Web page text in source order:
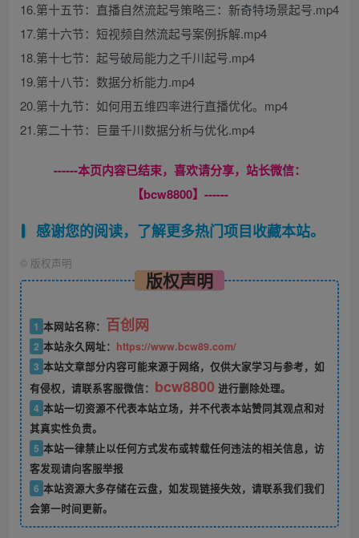
16.第十五节：直播自然流起号策略三：新奇特场景起号.mp4
17.第十六节：短视频自然流起号案例拆解.mp4
18.第十七节：起号破局能力之千川起号.mp4
19.第十八节：数据分析能力.mp4
20.第十九节：如何用五维四率进行直播优化。mp4
21.第二十节：巨量千川数据分析与优化.mp4
------本页内容已结束，喜欢请分享，站长微信：
【bcw8800】------
感谢您的阅读，了解更多热门项目收藏本站。
© 版权声明
版权声明
1 本网站名称： 百创网
2 本站永久网址： https://www.bcw89.com/
3 本站文章部分内容可能来源于网络，仅供大家学习与参考，如
有侵权，请联系客服微信： bcw8800 进行删除处理。
4 本站一切资源不代表本站立场，并不代表本站赞同其观点和对
其真实性负责。
5 本站一律禁止以任何方式发布或转载任何违法的相关信息，访
客发现请向客服举报
6 本站资源大多存储在云盘，如发现链接失效，请联系我们我们
会第一时间更新。